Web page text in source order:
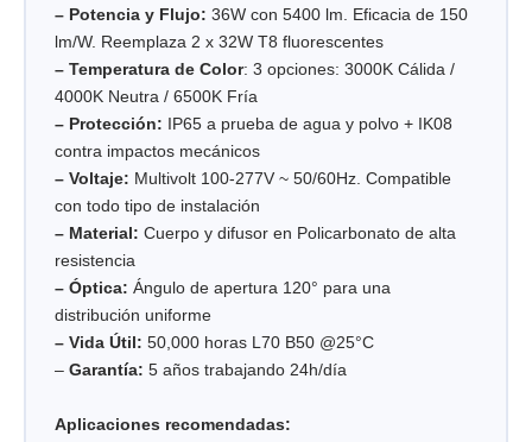
– Potencia y Flujo: 36W con 5400 lm. Eficacia de 150
lm/W. Reemplaza 2 x 32W T8 fluorescentes
– Temperatura de Color: 3 opciones: 3000K Cálida /
4000K Neutra / 6500K Fría
– Protección: IP65 a prueba de agua y polvo + IK08
contra impactos mecánicos
– Voltaje: Multivolt 100-277V ~ 50/60Hz. Compatible
con todo tipo de instalación
– Material: Cuerpo y difusor en Policarbonato de alta
resistencia
– Óptica: Ángulo de apertura 120° para una
distribución uniforme
– Vida Útil: 50,000 horas L70 B50 @25°C
–Garantía: 5 años trabajando 24h/día
Aplicaciones recomendadas: